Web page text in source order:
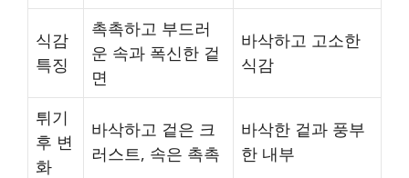
식감
특징
촉촉하고 부드러
운 속과 폭신한 겉
면
바삭하고 고소한
식감
튀기
후 변
화
바삭하고 겉은 크
러스트, 속은 촉촉
바삭한 겉과 풍부
한 내부